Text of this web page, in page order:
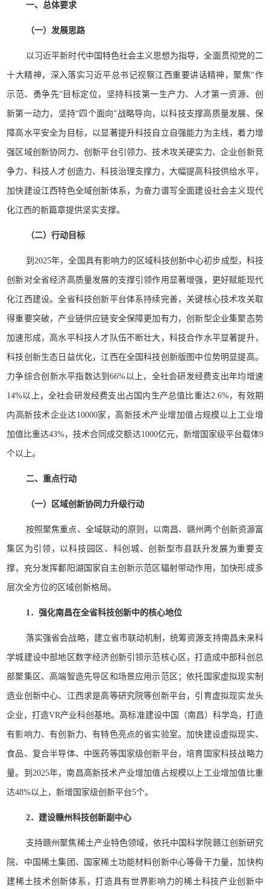
一、总体要求
（一）发展思路
以习近平新时代中国特色社会主义思想为指导，全面贯彻党的二
十大精神，深入落实习近平总书记视察江西重要讲话精神，聚焦“作
示范、勇争先”目标定位，坚持科技第一生产力、人才第一资源、创
新第一动力，坚持“四个面向”战略导向，以科技支撑高质量发展、保
障高水平安全为目标，以显著提升科技自立自强能力为主线，着力增
强区域创新协同力、创新平台引领力、技术攻关硬实力、企业创新竞
争力、科技人才创造力、科技治理支撑力，大幅提高科技供给水平，
加快建设江西特色全域创新体系，为奋力谱写全面建设社会主义现代
化江西的新篇章提供坚实支撑。
（二）行动目标
到2025年，全国具有影响力的区域科技创新中心初步成型，科技
创新对全省经济高质量发展的支撑引领作用显著增强，更好赋能现代
化江西建设。全省科技创新平台体系持续完善，关键核心技术攻关取
得重要突破，产业链供应链安全保障更加有力，创新型企业集聚态势
加速形成，高水平科技人才队伍不断壮大，科技合作水平显著提升，
科技创新生态日益优化，江西在全国科技创新版图中位势明显提高。
力争综合创新水平指数达到66%以上，全社会研发经费支出年均增速
14%以上，全社会研发经费支出占国内生产总值比重达2.6%，有效期
内高新技术企业达10000家，高新技术产业增加值占规模以上工业增
加值比重达43%，技术合同成交额达1000亿元，新增国家级平台载体9
个以上。
二、重点行动
（一）区域创新协同力升级行动
按照聚焦重点、全域联动的原则，以南昌、赣州两个创新资源富
集区为引领，以科技园区、科创城、创新型市县跃升发展为重要支
撑，充分发挥鄱阳湖国家自主创新示范区辐射带动作用，加快形成多
层次全方位的区域创新格局。
1．强化南昌在全省科技创新中的核心地位
落实强省会战略，建立省市联动机制，统筹资源支持南昌未来科
学城建设中部地区数字经济创新引领示范核心区，打造成中部科创总
部聚集区、高端智造先导区和场景应用示范区；依托国家虚拟现实制
造业创新中心、江西求是高等研究院等创新平台，引育虚拟现实龙头
企业，打造VR产业科创基地。高标准建设中国（南昌）科学岛，打造
有影响力、有创新力、有特色亮点的省实验室。加快建设虚拟现实、
食品、复合半导体、中医药等国家级创新平台，培育国家科技战略力
量。到2025年，南昌高新技术产业增加值占规模以上工业增加值比重
达48%以上，新增国家级创新平台5个。
2．建设赣州科技创新副中心
支持赣州聚焦稀土产业特色领域，依托中国科学院赣江创新研究
院、中国稀土集团、国家稀土功能材料创新中心等骨干力量，加快构
建稀土技术创新体系，打造具有世界影响力的稀土科技产业创新中